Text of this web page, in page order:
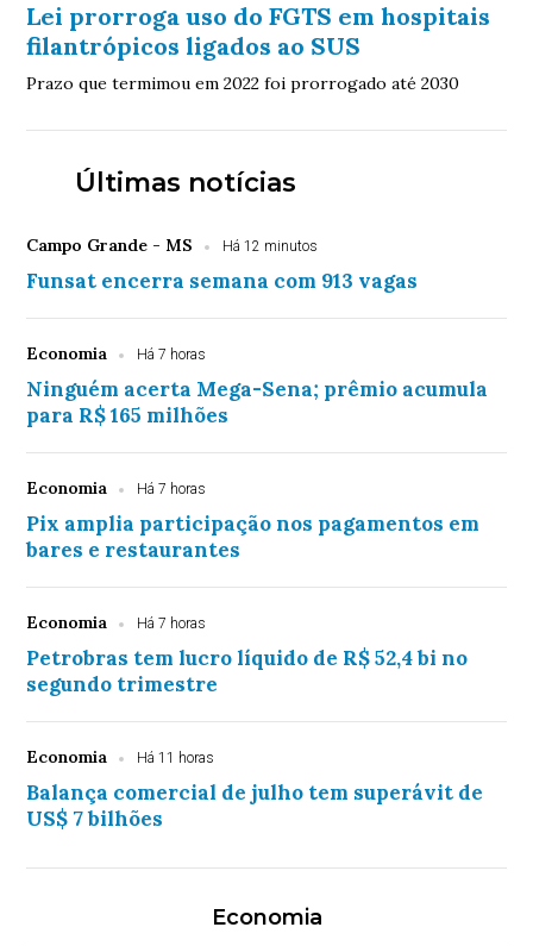
Lei prorroga uso do FGTS em hospitais
filantrópicos ligados ao SUS
Prazo que termimou em 2022 foi prorrogado até 2030
Últimas notícias
Campo Grande - MS Há 12 minutos
Funsat encerra semana com 913 vagas
Economia Há 7 horas
Ninguém acerta Mega-Sena; prêmio acumula
para R$ 165 milhões
Economia Há 7 horas
Pix amplia participação nos pagamentos em
bares e restaurantes
Economia Há 7 horas
Petrobras tem lucro líquido de R$ 52,4 bi no
segundo trimestre
Economia Há 11 horas
Balança comercial de julho tem superávit de
US$ 7 bilhões
Economia